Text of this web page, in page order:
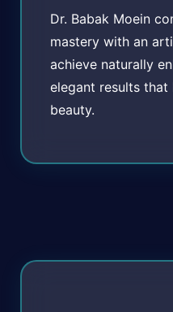
Dr. Babak Moein
mastery with an
achieve naturally
elegant results that
beauty.